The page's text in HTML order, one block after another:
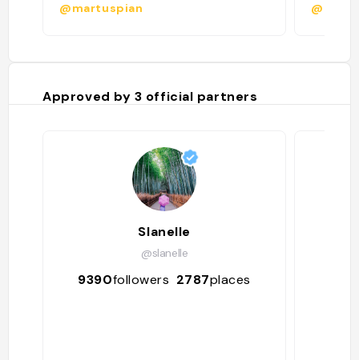
@martuspian
Approved by 3 official partners
Slanelle
@slanelle
9390followers 2787places